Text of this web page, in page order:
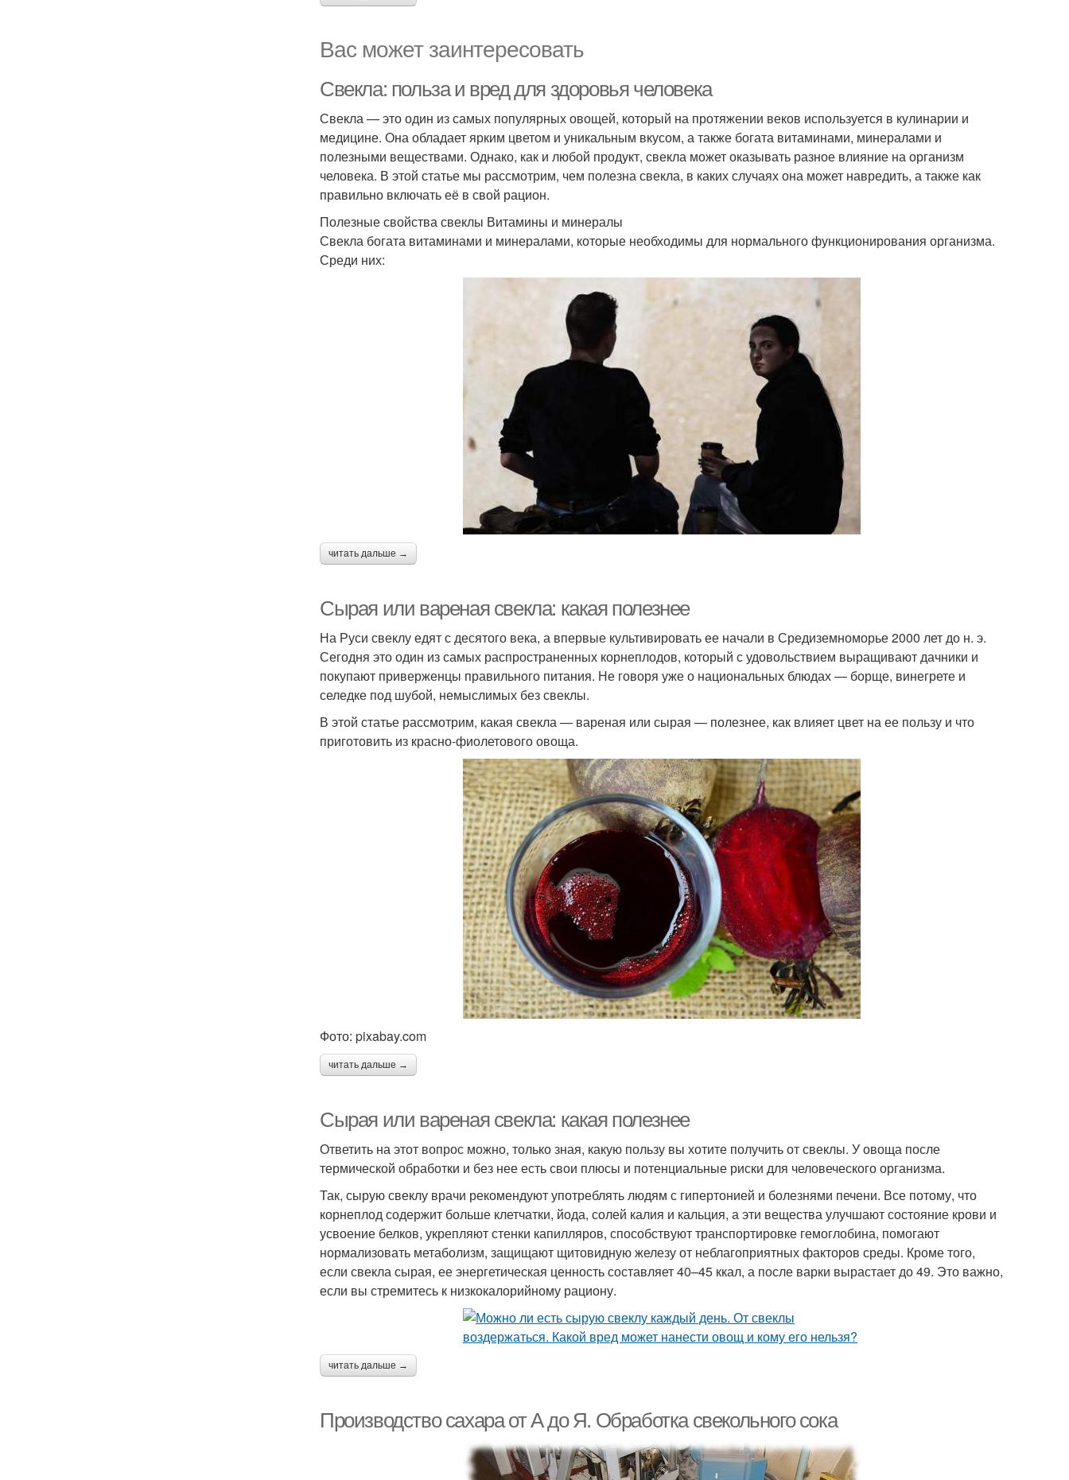
Вас может заинтересовать
Свекла: польза и вред для здоровья человека
Свекла — это один из самых популярных овощей, который на протяжении веков используется в кулинарии и
медицине. Она обладает ярким цветом и уникальным вкусом, а также богата витаминами, минералами и
полезными веществами. Однако, как и любой продукт, свекла может оказывать разное влияние на организм
человека. В этой статье мы рассмотрим, чем полезна свекла, в каких случаях она может навредить, а также как
правильно включать её в свой рацион.
Полезные свойства свеклы Витамины и минералы
Свекла богата витаминами и минералами, которые необходимы для нормального функционирования организма.
Среди них:
читать дальше →
Сырая или вареная свекла: какая полезнее
На Руси свеклу едят с десятого века, а впервые культивировать ее начали в Средиземноморье 2000 лет до н. э.
Сегодня это один из самых распространенных корнеплодов, который с удовольствием выращивают дачники и
покупают приверженцы правильного питания. Не говоря уже о национальных блюдах — борще, винегрете и
селедке под шубой, немыслимых без свеклы.
В этой статье рассмотрим, какая свекла — вареная или сырая — полезнее, как влияет цвет на ее пользу и что
приготовить из красно-фиолетового овоща.
Фото: pixabay.com
читать дальше →
Сырая или вареная свекла: какая полезнее
Ответить на этот вопрос можно, только зная, какую пользу вы хотите получить от свеклы. У овоща после
термической обработки и без нее есть свои плюсы и потенциальные риски для человеческого организма.
Так, сырую свеклу врачи рекомендуют употреблять людям с гипертонией и болезнями печени. Все потому, что
корнеплод содержит больше клетчатки, йода, солей калия и кальция, а эти вещества улучшают состояние крови и
усвоение белков, укрепляют стенки капилляров, способствуют транспортировке гемоглобина, помогают
нормализовать метаболизм, защищают щитовидную железу от неблагоприятных факторов среды. Кроме того,
если свекла сырая, ее энергетическая ценность составляет 40–45 ккал, а после варки вырастает до 49. Это важно,
если вы стремитесь к низкокалорийному рациону.
читать дальше →
Производство сахара от А до Я. Обработка свекольного сока